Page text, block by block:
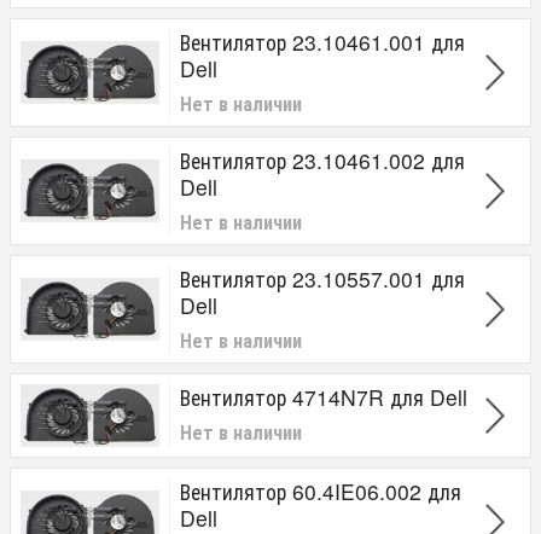
Вентилятор 23.10461.001 для
Dell
Нет в наличии
Вентилятор 23.10461.002 для
Dell
Нет в наличии
Вентилятор 23.10557.001 для
Dell
Нет в наличии
Вентилятор 4714N7R для Dell
Нет в наличии
Вентилятор 60.4IE06.002 для
Dell